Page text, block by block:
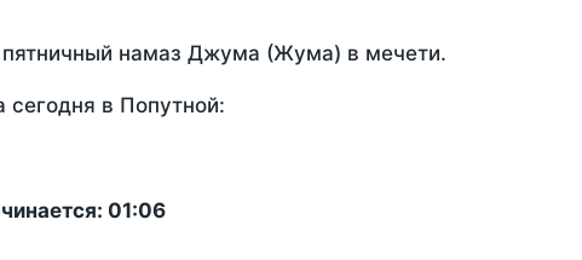
намаз Джума (Жума) в мечети.
в Попутной:
01:06